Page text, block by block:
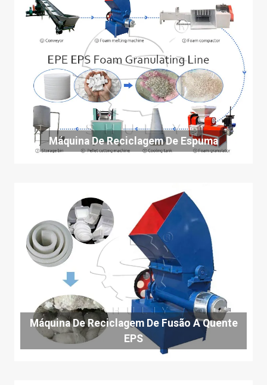
Máquina De Reciclagem De Espuma
Máquina De Reciclagem De Fusão A Quente
EPS